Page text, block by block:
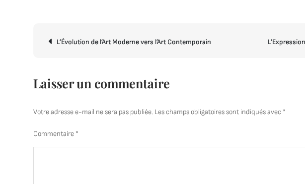
Navigation
L’Évolution de l’Art Moderne vers l’Art Contemporain
Laisser un commentaire
Votre adresse e-mail ne sera pas publiée. Les champs obligatoires sont indiqués avec *
Commentaire *